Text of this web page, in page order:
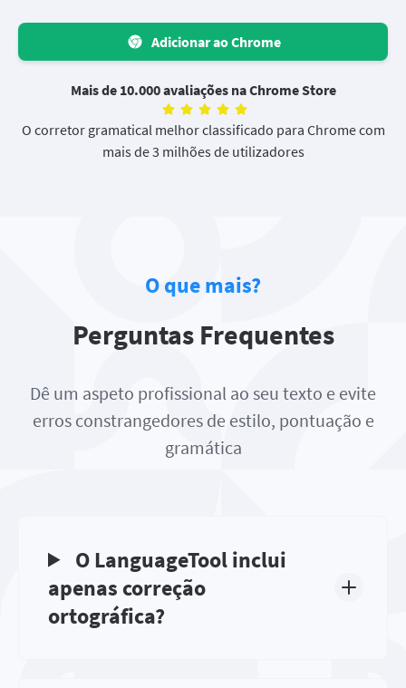
Adicionar ao Chrome
Mais de 10.000 avaliações na Chrome Store
O corretor gramatical melhor classificado para Chrome com
mais de 3 milhões de utilizadores
O que mais?
Perguntas Frequentes
Dê um aspeto profissional ao seu texto e evite
erros constrangedores de estilo, pontuação e
gramática
O LanguageTool inclui
apenas correção
ortográfica?